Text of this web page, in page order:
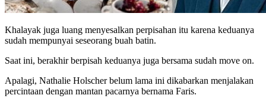
Khalayak juga luang menyesalkan perpisahan itu karena keduanya
sudah mempunyai seseorang buah batin.
Saat ini, berakhir berpisah keduanya juga bersama sudah move on.
Apalagi, Nathalie Holscher belum lama ini dikabarkan menjalakan
percintaan dengan mantan pacarnya bernama Faris.